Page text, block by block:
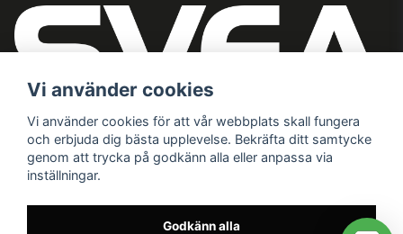
Vi använder cookies
Vi använder cookies för att vår webbplats skall fungera
och erbjuda dig bästa upplevelse. Bekräfta ditt samtycke
genom att trycka på godkänn alla eller anpassa via
inställningar.
Godkänn alla